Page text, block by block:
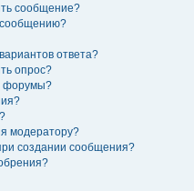
сообщение?
сообщению?
ответа?
опрос?
форумы?
модератору?
создании сообщения?